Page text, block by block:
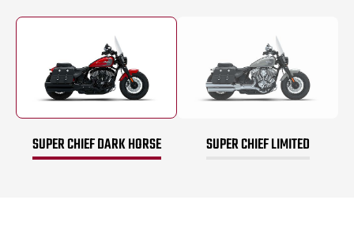
SUPER CHIEF DARK HORSE SUPER CHIEF LIMITED